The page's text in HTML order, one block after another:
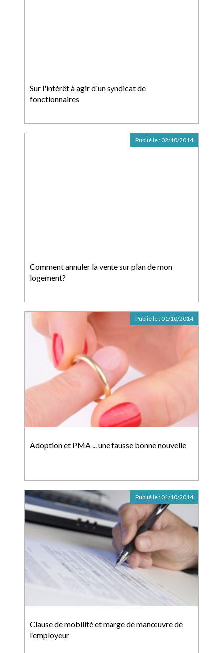
Sur l'intérêt à agir d'un syndicat de
fonctionnaires
Comment annuler la vente sur plan de mon
logement?
Publié le : 02/10/2014
Adoption et PMA ... une fausse bonne nouvelle
Publié le : 01/10/2014
Clause de mobilité et marge de manœuvre de
l’employeur
Publié le : 01/10/2014